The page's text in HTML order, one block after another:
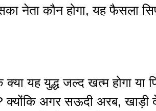
नेता कौन होगा, यह फैसला
यह युद्ध जल्द खत्म होगा या
अगर सऊदी अरब, खाड़ी